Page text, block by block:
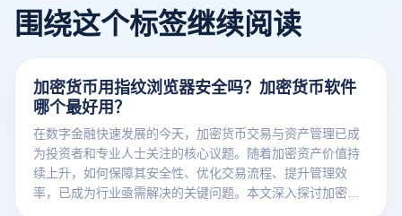
围绕这个标签继续阅读
加密货币用指纹浏览器安全吗？加密货币软件
哪个最好用？
在数字金融快速发展的今天，加密货币交易与资产管理已成
为投资者和专业人士关注的核心议题。随着加密资产价值持
续上升，如何保障其安全性、优化交易流程、提升管理效
率，已成为行业亟需解决的关键问题。本文深入探讨加密货